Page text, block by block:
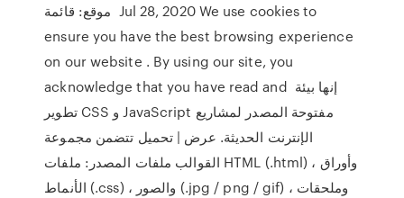
موقع: قائمة Jul 28, 2020 We use cookies to
ensure you have the best browsing experience
on our website . By using our site, you
acknowledge that you have read and إنها بيئة
تطوير CSS و JavaScript مفتوحة المصدر لمشاريع
الإنترنت الحديثة. عرض | تحميل تتضمن مجموعة
القوالب ملفات المصدر: ملفات HTML (.html) ، وأوراق
الأنماط (.css) ، والصور (.jpg / png / gif) ، وملحقات